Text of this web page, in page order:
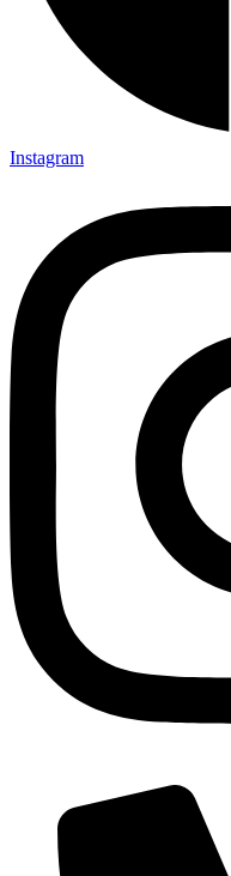
Instagram